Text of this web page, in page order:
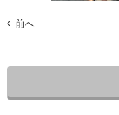
前へ